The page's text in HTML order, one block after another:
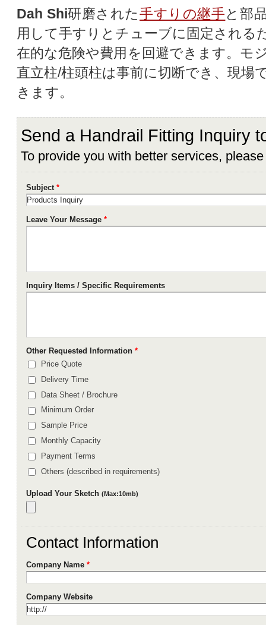
Dah Shi研磨された手すりの継手と部
用して手すりとチューブに固定される
在的な危険や費用を回避できます。モ
直立柱/柱頭柱は事前に切断でき、現場
きます。